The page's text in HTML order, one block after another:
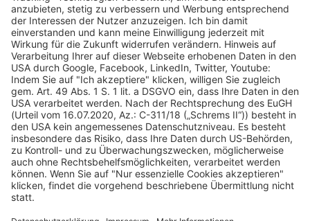
gulden röttger rechtsanwälte
Jean-Pierre-Jungels-Str.10
55126 Mainz
06131 240950
anfrage@ggr-law.com